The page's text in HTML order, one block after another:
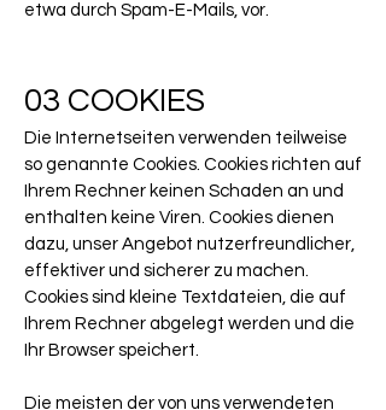
etwa durch Spam-E-Mails, vor.
03 COOKIES
Die Internetseiten verwenden teilweise
so genannte Cookies. Cookies richten auf
Ihrem Rechner keinen Schaden an und
enthalten keine Viren. Cookies dienen
dazu, unser Angebot nutzerfreundlicher,
effektiver und sicherer zu machen.
Cookies sind kleine Textdateien, die auf
Ihrem Rechner abgelegt werden und die
Ihr Browser speichert.
Die meisten der von uns verwendeten